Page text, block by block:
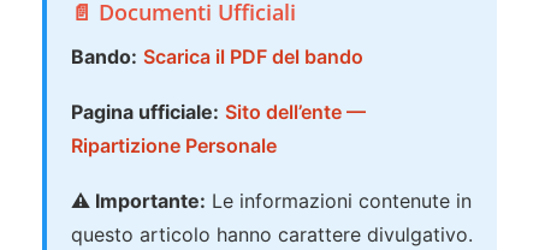
📄 Documenti Ufficiali
Bando: Scarica il PDF del bando
Pagina ufficiale: Sito dell’ente —
Ripartizione Personale
⚠️ Importante: Le informazioni contenute in
questo articolo hanno carattere divulgativo.